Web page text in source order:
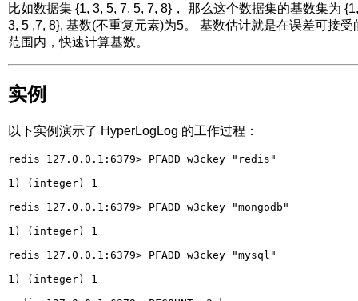
比如数据集 {1, 3, 5, 7, 5, 7, 8}， 那么这个数据集的基数集为 {1,
3, 5 ,7, 8}, 基数(不重复元素)为5。 基数估计就是在误差可接受
范围内，快速计算基数。
实例
以下实例演示了 HyperLogLog 的工作过程：
redis 127.0.0.1:6379> PFADD w3ckey "redis"
1) (integer) 1
redis 127.0.0.1:6379> PFADD w3ckey "mongodb"
1) (integer) 1
redis 127.0.0.1:6379> PFADD w3ckey "mysql"
1) (integer) 1